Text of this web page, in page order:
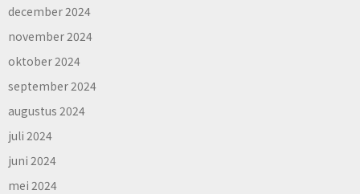
december 2024
november 2024
oktober 2024
september 2024
augustus 2024
juli 2024
juni 2024
mei 2024